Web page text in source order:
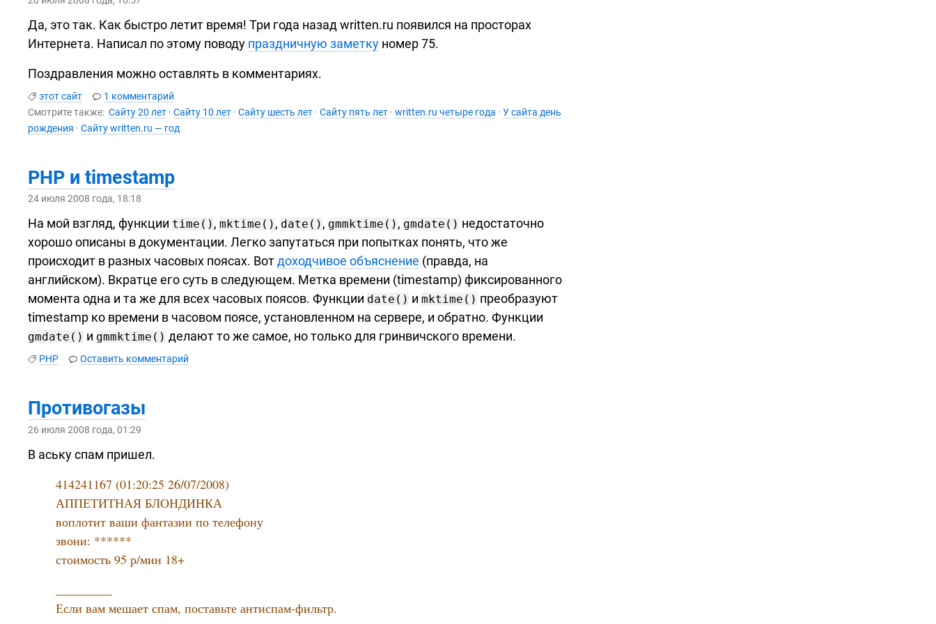
Да, это так. Как быстро летит время! Три года назад written.ru появился на просторах
Интернета. Написал по этому поводу праздничную заметку номер 75.
Поздравления можно оставлять в комментариях.
этот сайт
1 комментарий
Смотрите также:Cайту 20 лет ·Сайту 10 лет ·Сайту шесть лет ·Сайту пять лет ·written.ru четыре года ·У сайта день
рождения ·Сайту written.ru — год
PHP и timestamp
24 июля 2008 года, 18:18
На мой взгляд, функции time() ,mktime() , date() , gmmktime() , gmdate() недостаточно
хорошо описаны в документации. Легко запутаться при попытках понять, что же
происходит в разных часовых поясах. Вотдоходчивое объяснение (правда, на
английском). Вкратце его суть в следующем. Метка времени (timestamp) фиксированного
момента одна и та же для всех часовых поясов. Функции date() иmktime() преобразуют
timestamp ко времени в часовом поясе, установленном на сервере, и обратно. Функции
gmdate() и gmmktime() делают то же самое, но только для гринвичского времени.
PHP Оставить комментарий
Противогазы
26 июля 2008 года, 01:29
В аську спам пришел.
414241167 (01:20:25 26/07/2008)
АППЕТИТНАЯ БЛОНДИНКА
воплотит ваши фантазии по телефону
звони: ******
стоимость 95 р/мин 18+
Если вам мешает спам, поставьте антиспам-фильтр.